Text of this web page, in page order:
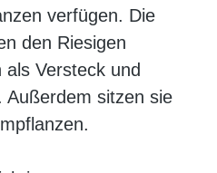
verfügen. Die
den Riesigen
Versteck und
Außerdem sitzen sie